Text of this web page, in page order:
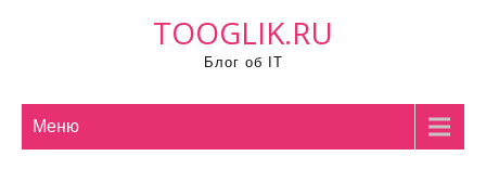
TOOGLIK.RU
Блог об IT
Меню